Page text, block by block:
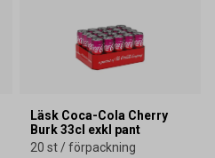
Läsk Coca-Cola Cherry
Burk 33cl exkl pant
20 st / förpackning